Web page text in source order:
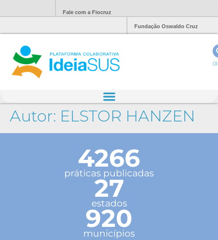
Fale com a Fiocruz
Fundação Oswaldo Cruz
Autor: ELSTOR HANZEN
4266
práticas publicadas
27
estados
920
municípios